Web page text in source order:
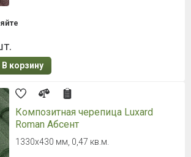
В корзину
Композитная черепица Luxard
Roman Абсент
1330х430 мм, 0,47 кв.м.